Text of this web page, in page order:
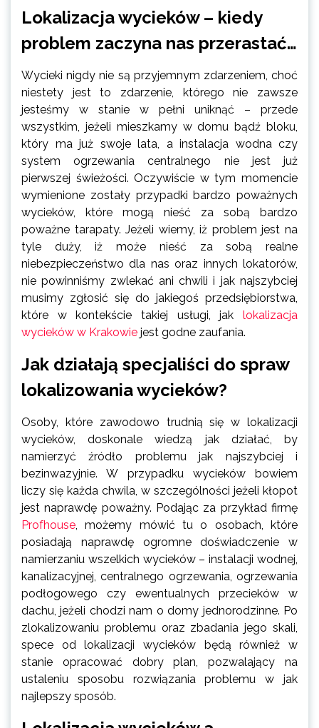
Lokalizacja wycieków – kiedy
problem zaczyna nas przerastać…
Wycieki nigdy nie są przyjemnym zdarzeniem, choć
niestety jest to zdarzenie, którego nie zawsze
jesteśmy w stanie w pełni uniknąć – przede
wszystkim, jeżeli mieszkamy w domu bądź bloku,
który ma już swoje lata, a instalacja wodna czy
system ogrzewania centralnego nie jest już
pierwszej świeżości. Oczywiście w tym momencie
wymienione zostały przypadki bardzo poważnych
wycieków, które mogą nieść za sobą bardzo
poważne tarapaty. Jeżeli wiemy, iż problem jest na
tyle duży, iż może nieść za sobą realne
niebezpieczeństwo dla nas oraz innych lokatorów,
nie powinniśmy zwlekać ani chwili i jak najszybciej
musimy zgłosić się do jakiegoś przedsiębiorstwa,
które w kontekście takiej usługi, jak lokalizacja
wycieków w Krakowie jest godne zaufania.
Jak działają specjaliści do spraw
lokalizowania wycieków?
Osoby, które zawodowo trudnią się w lokalizacji
wycieków, doskonale wiedzą jak działać, by
namierzyć źródło problemu jak najszybciej i
bezinwazyjnie. W przypadku wycieków bowiem
liczy się każda chwila, w szczególności jeżeli kłopot
jest naprawdę poważny. Podając za przykład firmę
Profhouse, możemy mówić tu o osobach, które
posiadają naprawdę ogromne doświadczenie w
namierzaniu wszelkich wycieków – instalacji wodnej,
kanalizacyjnej, centralnego ogrzewania, ogrzewania
podłogowego czy ewentualnych przecieków w
dachu, jeżeli chodzi nam o domy jednorodzinne. Po
zlokalizowaniu problemu oraz zbadania jego skali,
spece od lokalizacji wycieków będą również w
stanie opracować dobry plan, pozwalający na
ustaleniu sposobu rozwiązania problemu w jak
najlepszy sposób.